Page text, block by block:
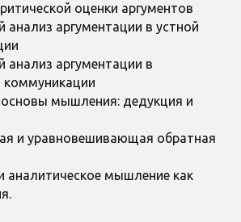
оценки аргументов
анализ аргументации в устной
анализ аргументации в
коммуникации
основы мышления: дедукция и
и уравновешивающая обратная
аналитическое мышление как